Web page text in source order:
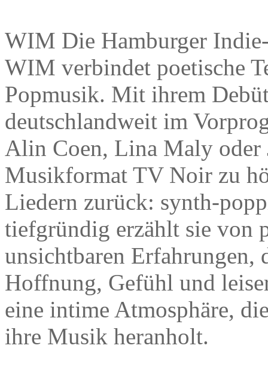
WIM Die Hamburger
WIM verbindet poetische
Popmusik. Mit ihrem
deutschlandweit im
Alin Coen, Lina Maly oder
Musikformat TV Noir zu
Liedern zurück: synth-
tiefgründig erzählt sie von
unsichtbaren Erfahrungen,
Hoffnung, Gefühl und
eine intime Atmosphäre,
ihre Musik heranholt.